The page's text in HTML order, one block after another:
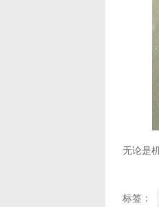
无论是
标签：